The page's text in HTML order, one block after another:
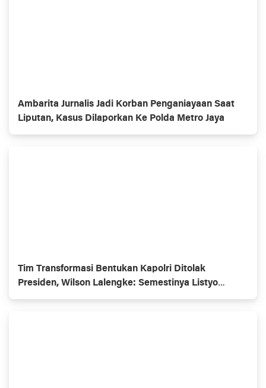
Ambarita Jurnalis Jadi Korban Penganiayaan Saat
Liputan, Kasus Dilaporkan Ke Polda Metro Jaya
Tim Transformasi Bentukan Kapolri Ditolak
Presiden, Wilson Lalengke: Semestinya Listyo
Mundur Saja